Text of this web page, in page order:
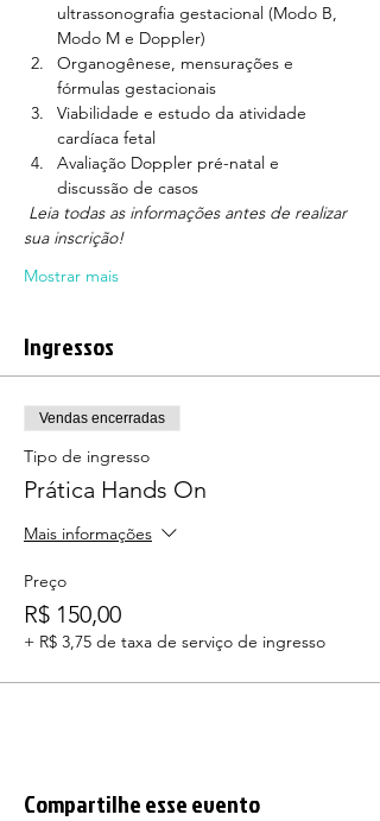
ultrassonografia gestacional (Modo B,
Modo M e Doppler)
Organogênese, mensurações e
fórmulas gestacionais
Viabilidade e estudo da atividade
cardíaca fetal
Avaliação Doppler pré-natal e
discussão de casos
Leia todas as informações antes de realizar
sua inscrição!
Mostrar mais
Ingressos
Vendas encerradas
Tipo de ingresso
Prática Hands On
Mais informações
Preço
R$ 150,00
+ R$ 3,75 de taxa de serviço de ingresso
Compartilhe esse evento